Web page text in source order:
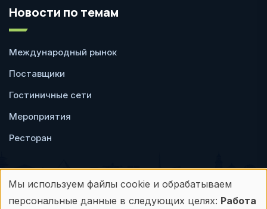
Новости по темам
Международный рынок
Поставщики
Гостиничные сети
Мероприятия
Ресторан
Использование
Мы используем файлы cookie и обрабатываем
персональные данные в следующих целях: Работа